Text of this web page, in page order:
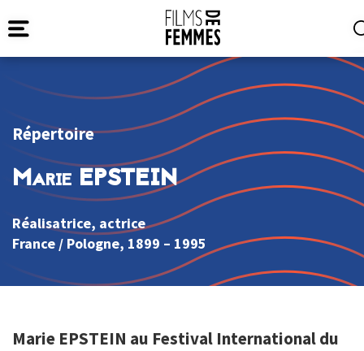
Répertoire
Marie EPSTEIN
Réalisatrice, actrice
France / Pologne, 1899 – 1995
Marie EPSTEIN au Festival International du